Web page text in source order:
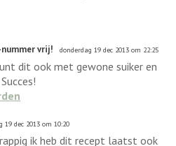
vrij! donderdag 19 dec 2013 om 22:25
dit ook met gewone suiker en
19 dec 2013 om 10:20
ik heb dit recept laatst ook